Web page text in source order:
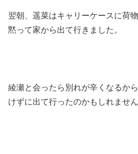
翌朝、遥菜はキャリーケースに荷
黙って家から出て行きました。
綾瀬と会ったら別れが辛くなるか
けずに出て行ったのかもしれません